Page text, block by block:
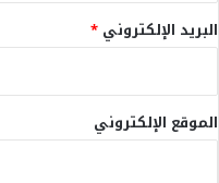
البريد الإلكتروني *
الموقع الإلكتروني